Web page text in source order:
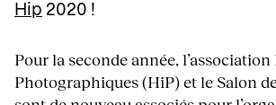
Hip 2020 !
Pour la seconde année,
Photographiques (HiP) et le Salon